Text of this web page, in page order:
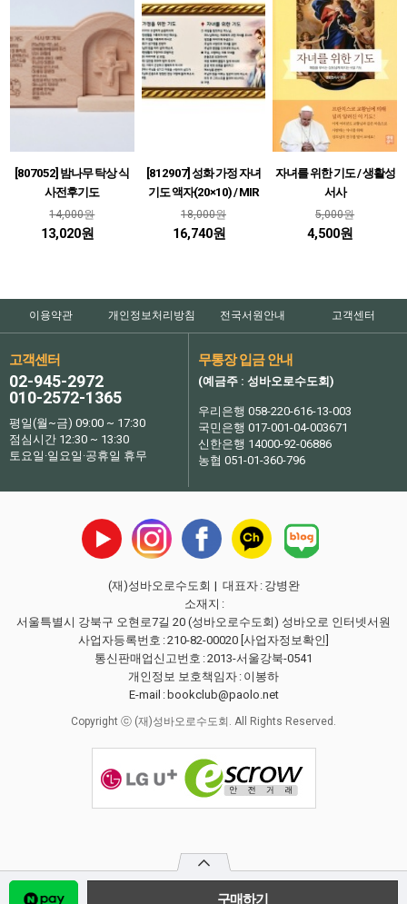
[807052] 밤나무 탁상 식
사전후기도
14,000원
13,020원
[812907] 성화 가정 자녀
기도 액자(20×10) / MIR
18,000원
16,740원
자녀를 위한 기도 / 생활성
서사
5,000원
4,500원
이용약관 개인정보처리방침 전국서원안내 고객센터
고객센터
02-945-2972
010-2572-1365
평일(월~금) 09:00 ~ 17:30
점심시간 12:30 ~ 13:30
토요일·일요일·공휴일 휴무
무통장 입금 안내
(예금주 : 성바오로수도회)
우리은행 058-220-616-13-003
국민은행 017-001-04-003671
신한은행 14000-92-06886
농협 051-01-360-796
(재)성바오로수도회 | 대표자 : 강병완
소재지 :
서울특별시 강북구 오현로7길 20 (성바오로수도회) 성바오로 인터넷서원
사업자등록번호 :210-82-00020 [사업자정보확인]
통신판매업신고번호 :2013-서울강북-0541
개인정보 보호책임자 : 이봉하
E-mail : bookclub@paolo.net
Copyright ⓒ (재)성바오로수도회. All Rights Reserved.